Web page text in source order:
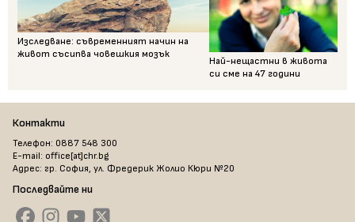
Изследване: съвременният начин на
живот съсипва човешкия мозък
Най-нещастни в живота
си сме на 47 години
Контакти
Телефон: 0887 548 300
E-mail: office[at]chr.bg
Адрес: гр. София, ул. Фредерик Жолио Кюри №20
Последвайте ни